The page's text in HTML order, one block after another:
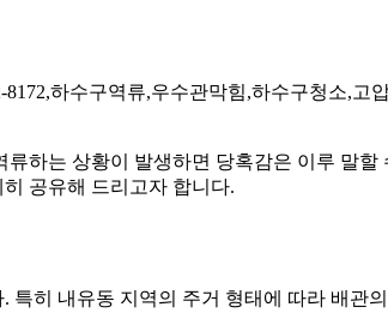
하수구역류,우수관막힘,하수구청소,고
하는 상황이 발생하면 당혹감은 이루 말할
공유해 드리고자 합니다.
히 내유동 지역의 주거 형태에 따라 배관